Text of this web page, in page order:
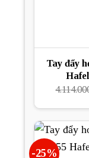
Tay đẩy
-25%